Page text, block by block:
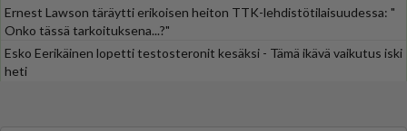
Ernest Lawson täräytti erikoisen heiton TTK-lehdistötilaisuudessa: "
Onko tässä tarkoituksena...?"
Esko Eerikäinen lopetti testosteronit kesäksi - Tämä ikävä vaikutus iski
heti